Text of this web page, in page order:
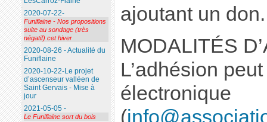
ajoutant un don.
MODALITÉS
L’adhésion
électronique
(
2020-07-22-
Funiflaine - Nos propositions
suite au sondage (très
négatif) cet hiver
2020-08-26 - Actualité du
Funiflaine
2020-10-22-Le projet
d’ascenseur valléen de
Saint Gervais - Mise à
jour
2021-05-05 -
Le Funiflaine sort du bois